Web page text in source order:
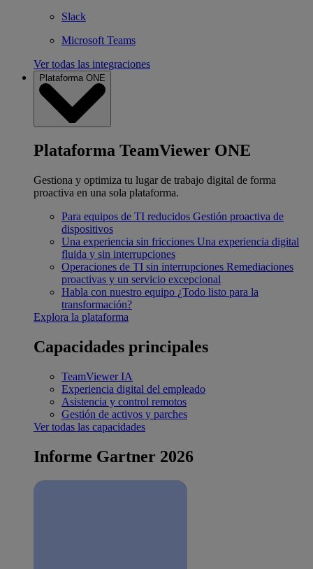
Slack
Microsoft Teams
Ver todas las integraciones
Plataforma ONE
Plataforma TeamViewer ONE
Gestiona y optimiza tu lugar de trabajo digital de forma
proactiva en una sola plataforma.
Para equipos de TI reducidos Gestión proactiva de
dispositivos
Una experiencia sin fricciones Una experiencia digital
fluida y sin interrupciones
Operaciones de TI sin interrupciones Remediaciones
proactivas y un servicio excepcional
Habla con nuestro equipo ¿Todo listo para la
transformación?
Explora la plataforma
Capacidades principales
TeamViewer IA
Experiencia digital del empleado
Asistencia y control remotos
Gestión de activos y parches
Ver todas las capacidades
Informe Gartner 2026